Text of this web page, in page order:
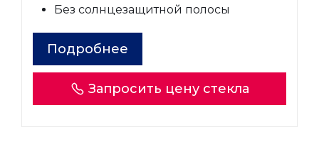
Без солнцезащитной полосы
Подробнее
Запросить цену стекла